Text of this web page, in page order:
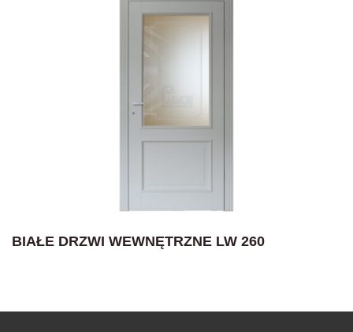
BIAŁE DRZWI WEWNĘTRZNE LW 260